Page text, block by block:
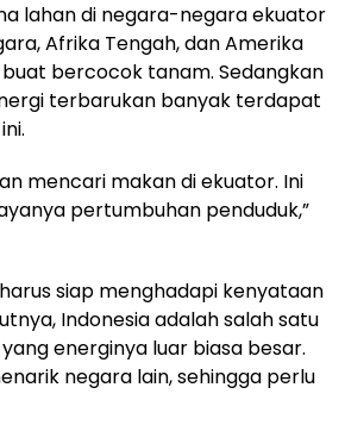
lahan di negara-negara ekuator
Afrika Tengah, dan Amerika
buat bercocok tanam. Sedangkan
terbarukan banyak terdapat
mencari makan di ekuator. Ini
pertumbuhan penduduk,”
siap menghadapi kenyataan
Indonesia adalah salah satu
energinya luar biasa besar.
negara lain, sehingga perlu